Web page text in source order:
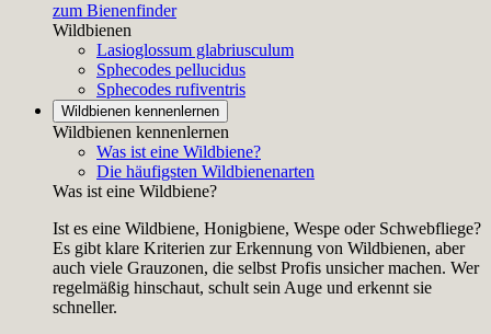
zum Bienenfinder
Wildbienen
Lasioglossum glabriusculum
Sphecodes pellucidus
Sphecodes rufiventris
Wildbienen kennenlernen
Wildbienen kennenlernen
Was ist eine Wildbiene?
Die häufigsten Wildbienenarten
Was ist eine Wildbiene?
Ist es eine Wildbiene, Honigbiene, Wespe oder Schwebfliege?
Es gibt klare Kriterien zur Erkennung von Wildbienen, aber
auch viele Grauzonen, die selbst Profis unsicher machen. Wer
regelmäßig hinschaut, schult sein Auge und erkennt sie
schneller.